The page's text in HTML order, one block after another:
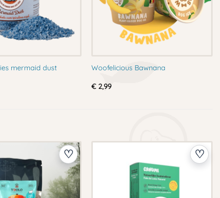
mermaid dust Woofelicious Bawnana
€2,99